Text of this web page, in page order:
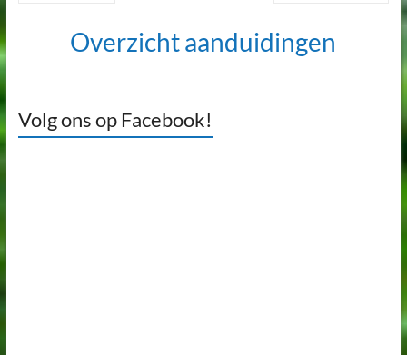
Overzicht aanduidingen
Volg ons op Facebook!